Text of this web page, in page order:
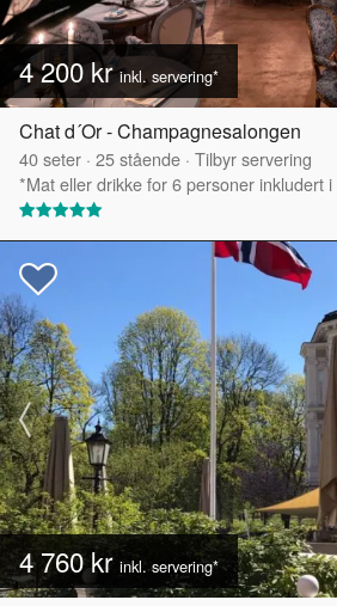
4 200 krinkl. servering*
Chat d´Or - Champagnesalongen
40seter · 25stående · Tilbyr servering
*Mat eller drikke for 6 personer inkludert i
4 760 kr inkl. servering*